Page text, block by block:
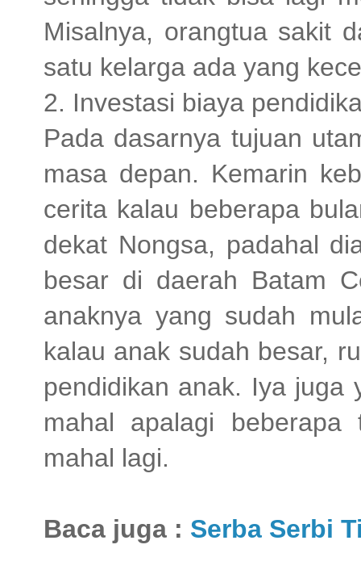
Misalnya, orangtua sakit
satu kelarga ada yang
2. Investasi biaya
Pada dasarnya tujuan
masa depan. Kemarin
cerita kalau beberapa
dekat Nongsa, padahal
besar di daerah Batam
anaknya yang sudah
kalau anak sudah besar,
pendidikan anak. Iya juga
mahal apalagi
mahal lagi.
Baca juga : Serba Serbi